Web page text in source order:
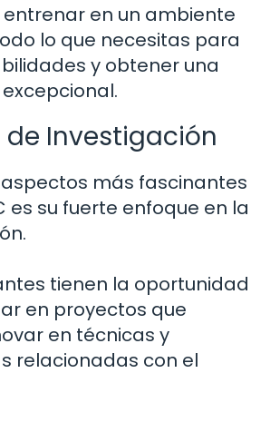
en un ambiente
lo que necesitas para
y obtener una
de Investigación
aspectos más fascinantes
es su fuerte enfoque en la
tienen la oportunidad
en proyectos que
en técnicas y
relacionadas con el